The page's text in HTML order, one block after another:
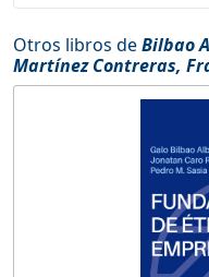
Otros libros deBilbao
Martínez Contreras,